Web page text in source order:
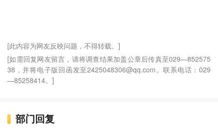
[此内容为网友反映问题，不得转载。]
[如需回复网友留言，请将调查结果加盖公章后传真至029—852575
38，并将电子版回函发至2425048306@qq.com。联系电话：029
—85258414。]
部门回复